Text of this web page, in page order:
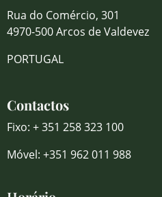
Rua do Comércio, 301
4970-500 Arcos de Valdevez
PORTUGAL
Contactos
Fixo: + 351 258 323 100
Móvel: +351 962 011 988